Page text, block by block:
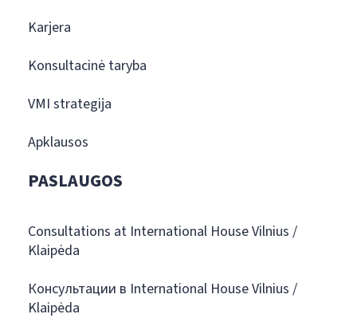
Karjera
Konsultacinė taryba
VMI strategija
Apklausos
PASLAUGOS
Consultations at International House Vilnius /
Klaipėda
Консультации в International House Vilnius /
Klaipėda